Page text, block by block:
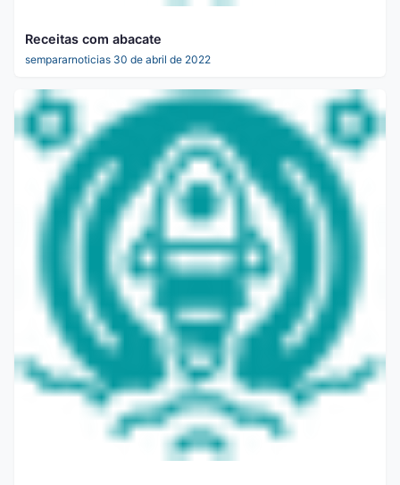
Receitas com abacate
sempararnoticias 30 de abril de 2022